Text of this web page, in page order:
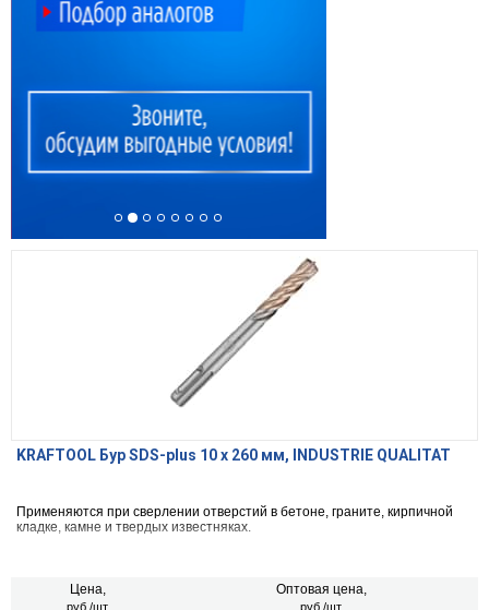
KRAFTOOL Бур SDS-plus 10 x 260 мм, INDUSTRIE QUALITAT
Применяются при сверлении отверстий в бетоне, граните, кирпичной
кладке, камне и твердых известняках.
Цена,
руб./шт.
Оптовая цена,
руб./шт.